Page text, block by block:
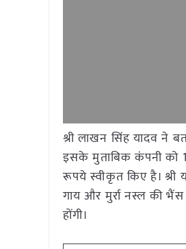
श्री लाखन सिंह यादव ने
इसके मुताबिक कंपनी को
रूपये स्वीकृत किए है। श्री
गाय और मुर्रा नस्ल की
होंगी।